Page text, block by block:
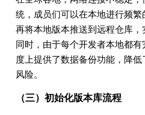
统，成员们可以在本地进行频
再将本地版本推送到远程仓库，
同时，由于每个开发者本地都
度上提供了数据备份功能，降
风险。
（三）初始化版本库流程